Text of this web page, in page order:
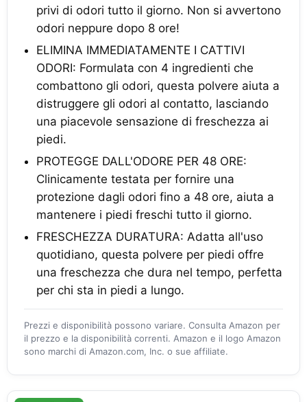
privi di odori tutto il giorno. Non si avvertono
odori neppure dopo 8 ore!
ELIMINA IMMEDIATAMENTE I CATTIVI
ODORI: Formulata con 4 ingredienti che
combattono gli odori, questa polvere aiuta a
distruggere gli odori al contatto, lasciando
una piacevole sensazione di freschezza ai
piedi.
PROTEGGE DALL'ODORE PER 48 ORE:
Clinicamente testata per fornire una
protezione dagli odori fino a 48 ore, aiuta a
mantenere i piedi freschi tutto il giorno.
FRESCHEZZA DURATURA: Adatta all'uso
quotidiano, questa polvere per piedi offre
una freschezza che dura nel tempo, perfetta
per chi sta in piedi a lungo.
Prezzi e disponibilità possono variare. Consulta Amazon per
il prezzo e la disponibilità correnti. Amazon e il logo Amazon
sono marchi di Amazon.com, Inc. o sue affiliate.